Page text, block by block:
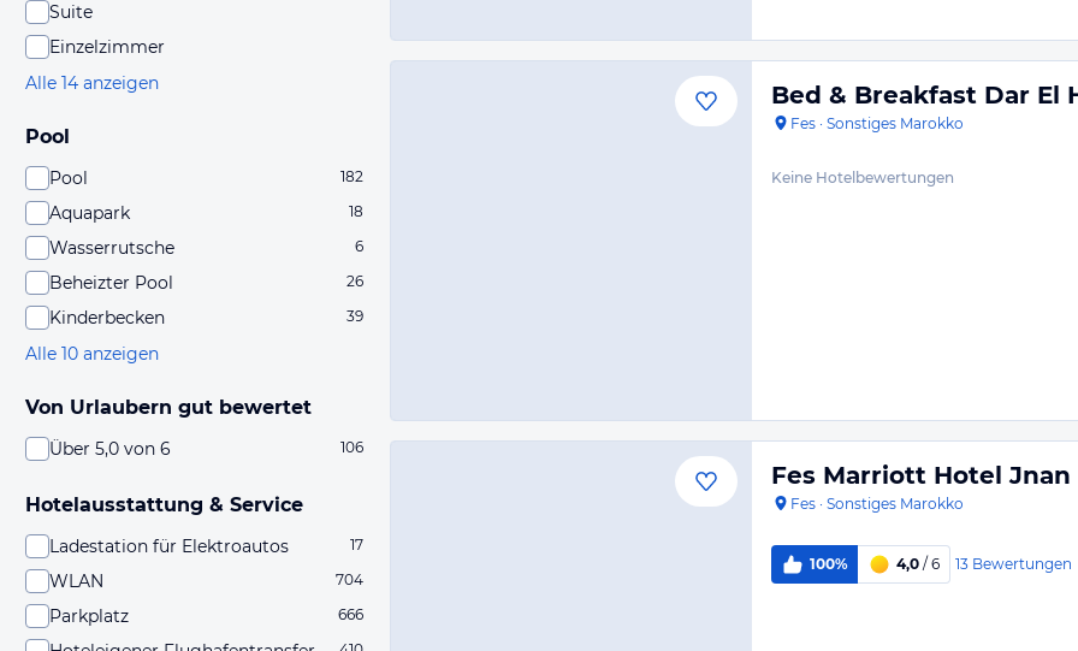
Suite
Einzelzimmer
Alle 14 anzeigen
Pool
Pool 182
Aquapark 18
Wasserrutsche 6
Beheizter Pool 26
Kinderbecken 39
Alle 10 anzeigen
Von Urlaubern gut bewertet
Über 5,0 von 6 106
Hotelausstattung & Service
Ladestation für Elektroautos 17
WLAN 704
Parkplatz 666
Bed & Breakfast Dar El
Fes · Sonstiges Marokko
Keine Hotelbewertungen
Fes Marriott Hotel Jnan
Fes · Sonstiges Marokko
100% 4,0 / 6 13 Bewertungen